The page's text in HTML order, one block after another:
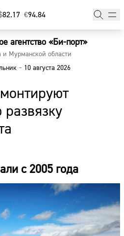
⁠82.17 €⁠94.84
агентство «Би-порт»
Мурманской области
– 10 августа 2026
с 2005 года